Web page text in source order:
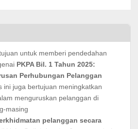
untuk memberi pendedahan
PKPA Bil. 1 Tahun 2025:
Perhubungan Pelanggan
ini juga bertujuan meningkatkan
menguruskan pelanggan di
masing
pelanggan secara